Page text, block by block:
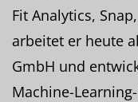
Fit Analytics,
arbeitet er heute
GmbH und
Machine-